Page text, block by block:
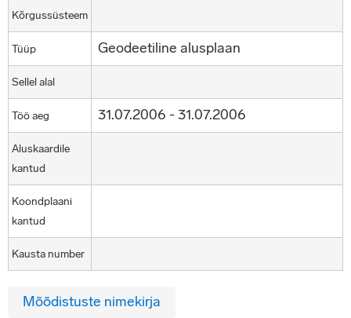
Kõrgussüsteem
Tüüp Geodeetiline alusplaan
Sellel alal
Töö aeg 31.07.2006 - 31.07.2006
Aluskaardile
kantud
Koondplaani
kantud
Kausta number
Mõõdistuste nimekirja